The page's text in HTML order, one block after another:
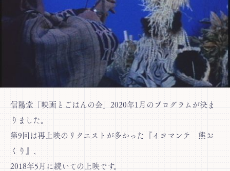
信陽堂「映画とごはんの会」2020年1月のプログラムが決ま
りました。
第9回は再上映のリクエストが多かった『イヨマンテ 熊お
くり』、
2018年5月に続いての上映です。